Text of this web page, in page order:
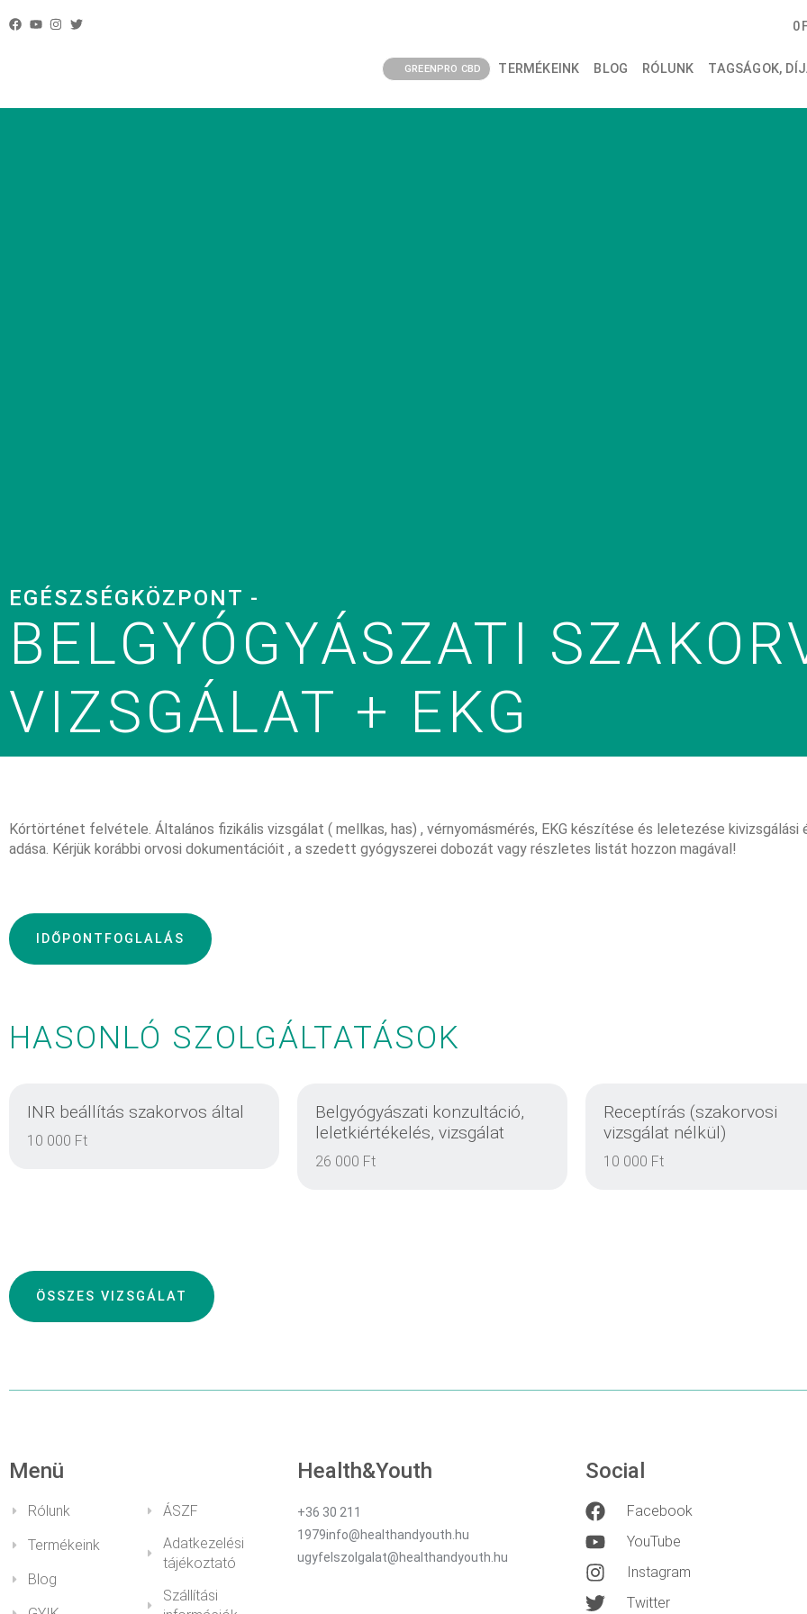
0
GREENPRO CBD TERMÉKEINK BLOG RÓLUNK TAGSÁGOK,
EGÉSZSÉGKÖZPONT -
BELGYÓGYÁSZATI
VIZSGÁLAT + EKG
Kórtörténet felvétele. Általános fizikális vizsgálat ( mellkas, has) , vérnyomásmérés, EKG készítése és leletezése
adása. Kérjük korábbi orvosi dokumentációit , a szedett gyógyszerei dobozát vagy részletes listát hozzon magával!
IDŐPONTFOGLALÁS
HASONLÓ SZOLGÁLTATÁSOK
INR beállítás szakorvos által
10 000 Ft
Belgyógyászati konzultáció,
leletkiértékelés, vizsgálat
26 000 Ft
Receptírás (szakorvosi
vizsgálat nélkül)
10 000 Ft
ÖSSZES VIZSGÁLAT
Menü
Rólunk
Termékeink
Blog
ÁSZF
Adatkezelési
tájékoztató
Szállítási
Health&Youth
+36 30 211
1979info@healthandyouth.hu
ugyfelszolgalat@healthandyouth.hu
Social
Facebook
YouTube
Instagram
Twitter